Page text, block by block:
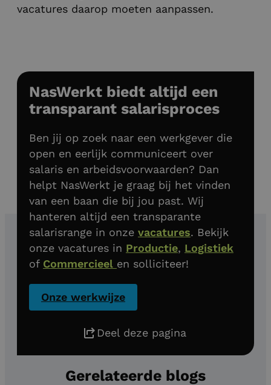
vacatures daarop moeten aanpassen.
NasWerkt biedt altijd een
transparant salarisproces
Ben jij op zoek naar een werkgever die
open en eerlijk communiceert over
salaris en arbeidsvoorwaarden? Dan
helpt NasWerkt je graag bij het vinden
van een baan die bij jou past. Wij
hanteren altijd een transparante
salarisrange in onze vacatures. Bekijk
onze vacatures in Productie, Logistiek
of Commercieel en solliciteer!
Onze werkwijze
Deel deze pagina
Gerelateerde blogs